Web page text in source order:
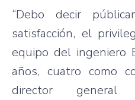
“Debo decir
satisfacción, el
equipo del ingeniero
años, cuatro como
director general